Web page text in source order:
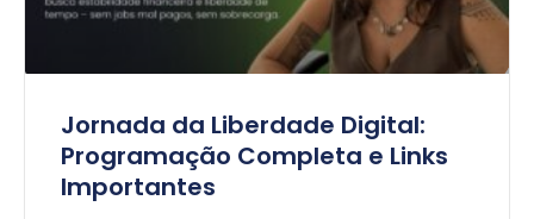
Jornada da Liberdade Digital:
Programação Completa e Links
Importantes